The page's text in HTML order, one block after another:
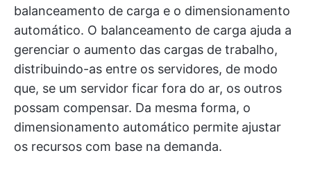
balanceamento de carga e o dimensionamento
automático. O balanceamento de carga ajuda a
gerenciar o aumento das cargas de trabalho,
distribuindo-as entre os servidores, de modo
que, se um servidor ficar fora do ar, os outros
possam compensar. Da mesma forma, o
dimensionamento automático permite ajustar
os recursos com base na demanda.